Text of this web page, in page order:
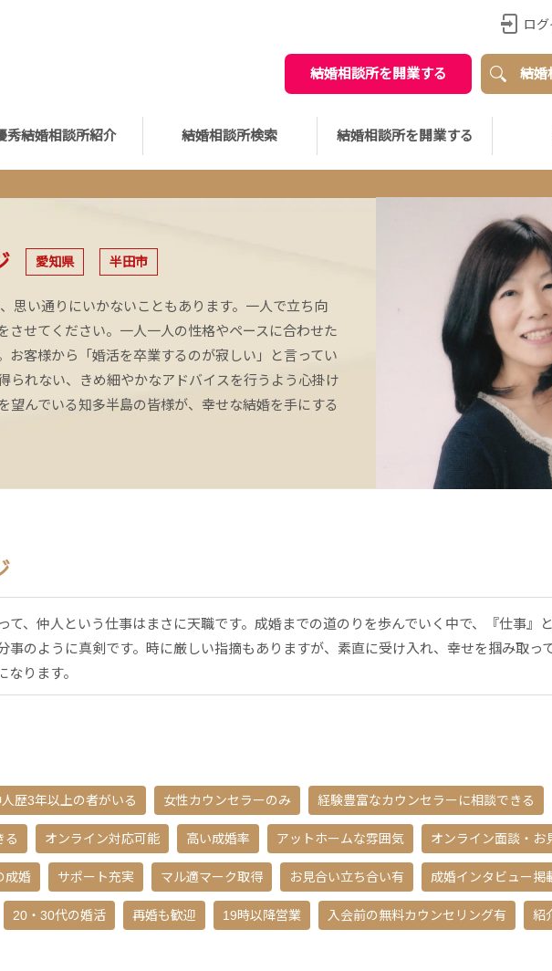
ログ
結婚相談所を開業する 結婚
秀結婚相談所紹介 結婚相談所検索 結婚相談所を開業する
愛知県 半田市
思い通りにいかないこともあります。一人で立ち向
させてください。一人一人の性格やペースに合わせた
お客様から「婚活を卒業するのが寂しい」と言ってい
られない、きめ細やかなアドバイスを行うよう心掛け
望んでいる知多半島の皆様が、幸せな結婚を手にする
て、仲人という仕事はまさに天職です。成婚までの道のりを歩んでいく中で、『仕事』
事のように真剣です。時に厳しい指摘もありますが、素直に受け入れ、幸せを掴み取っ
ります。
歴3年以上の者がいる 女性カウンセラーのみ 経験豊富なカウンセラーに相談できる
る オンライン対応可能 高い成婚率 アットホームな雰囲気 オンライン面談・お
成婚 サポート充実 マル適マーク取得 お見合い立ち合い有 成婚インタビュー掲
20・30代の婚活 再婚も歓迎 19時以降営業 入会前の無料カウンセリング有 紹